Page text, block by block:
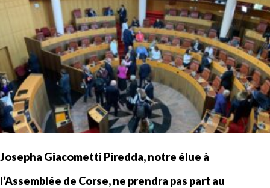
Josepha Giacometti Piredda, notre élue à
l’Assemblée de Corse, ne prendra pas part au